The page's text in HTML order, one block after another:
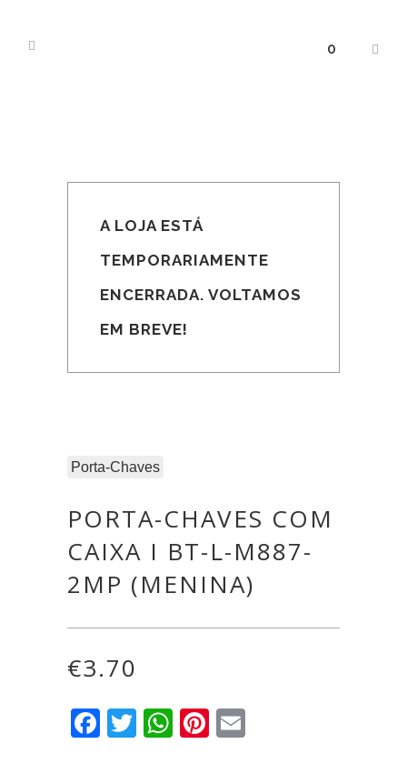
0
A LOJA ESTÁ
TEMPORARIAMENTE
ENCERRADA. VOLTAMOS
EM BREVE!
Porta-Chaves
PORTA-CHAVES COM
CAIXA I BT-L-M887-
2MP (MENINA)
€3.70
Facebook
TwitterWhatsApp
Pinterest